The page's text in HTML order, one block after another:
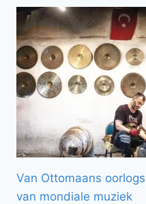
Van Ottomaans
van mondiale muziek